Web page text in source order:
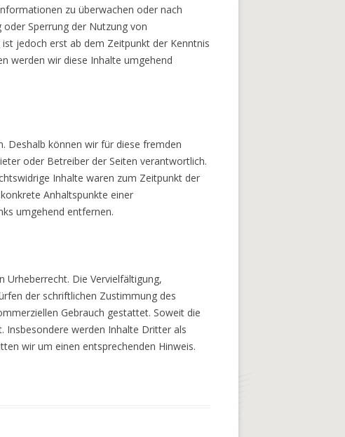
zu überwachen oder nach
Sperrung der Nutzung von
jedoch erst ab dem Zeitpunkt der Kenntnis
werden wir diese Inhalte umgehend
Deshalb können wir für diese fremden
oder Betreiber der Seiten verantwortlich.
Inhalte waren zum Zeitpunkt der
Anhaltspunkte einer
umgehend entfernen.
Urheberrecht. Die Vervielfältigung,
der schriftlichen Zustimmung des
Gebrauch gestattet. Soweit die
Insbesondere werden Inhalte Dritter als
wir um einen entsprechenden Hinweis.